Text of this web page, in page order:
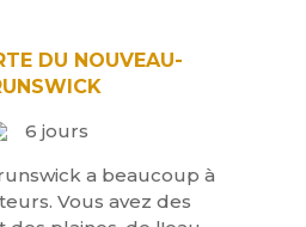
DU NOUVEAU-
6 jours
a beaucoup à
Vous avez des